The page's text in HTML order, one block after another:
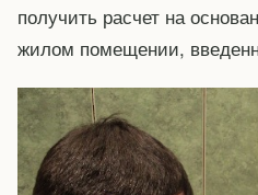
получить расчет на
жилом помещении,